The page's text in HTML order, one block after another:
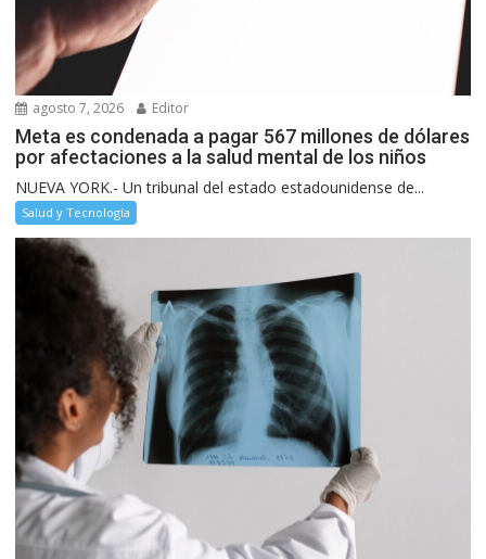
agosto 7, 2026 Editor
Meta es condenada a pagar 567 millones de dólares
por afectaciones a la salud mental de los niños
NUEVA YORK.- Un tribunal del estado estadounidense de...
Salud y Tecnología